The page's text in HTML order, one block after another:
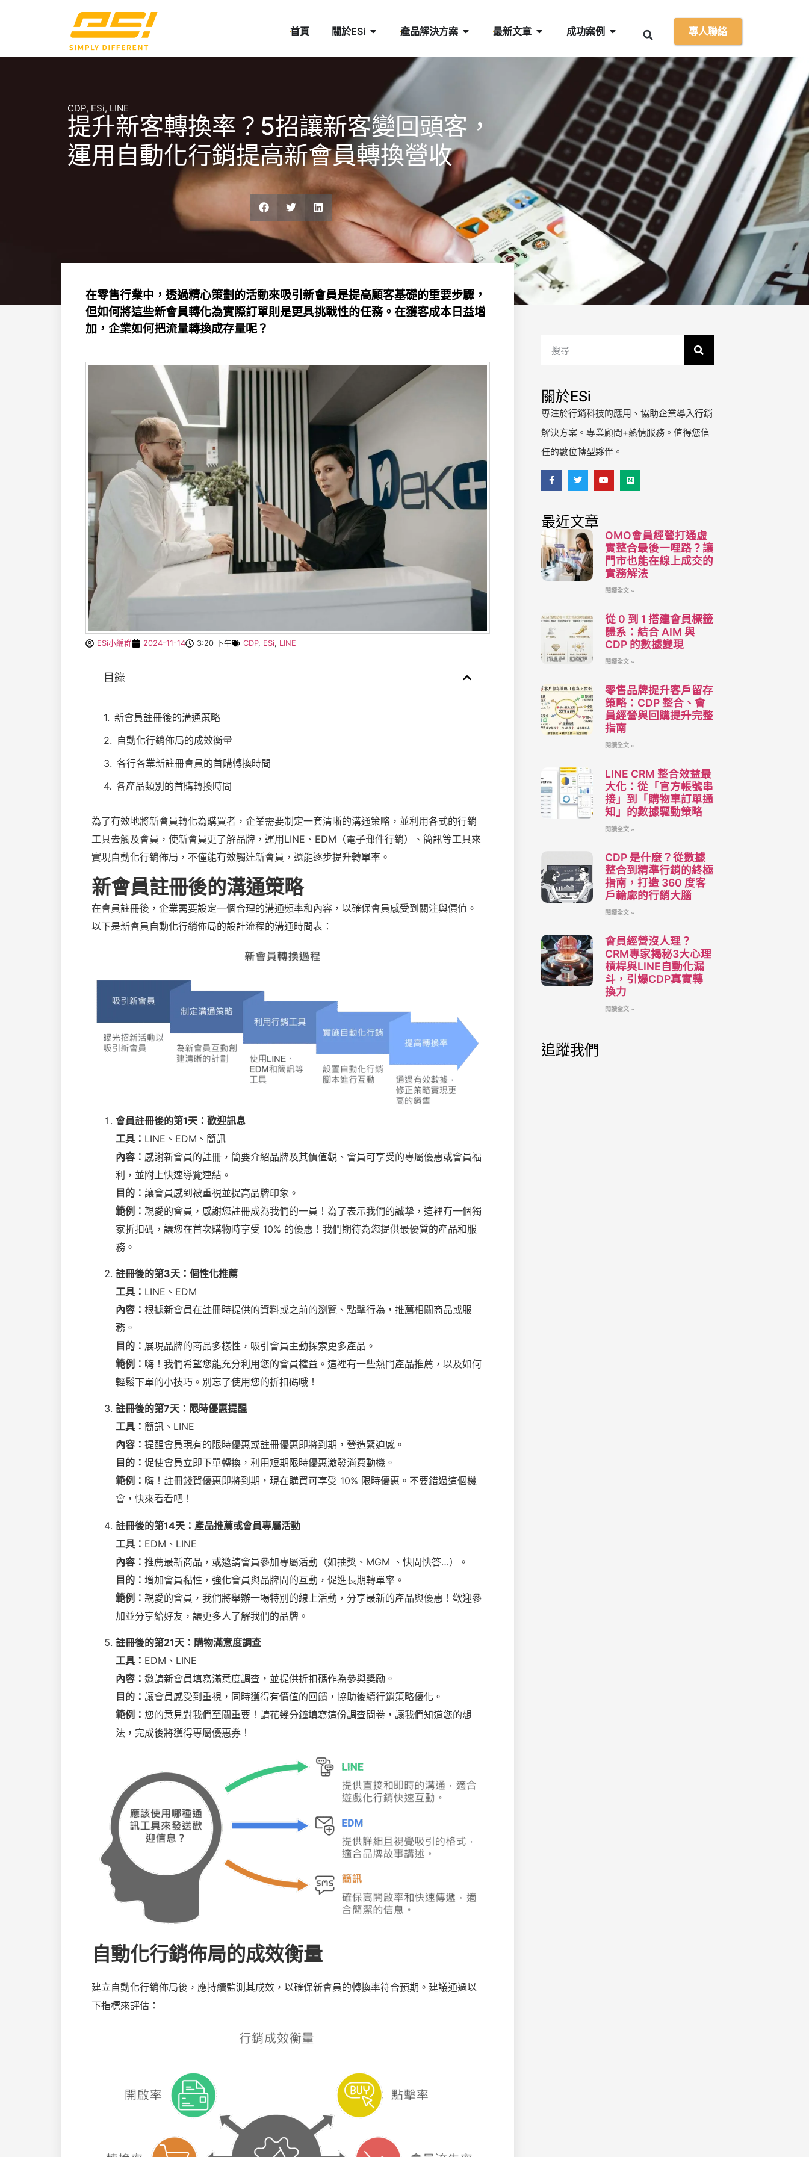
首頁 關於ESi 產品解決方案 最新文章 成功案例 專人聯絡
CDP, ESi, LINE
提升新客轉換率？5招讓新客變回頭客，
運用自動化行銷提高新會員轉換營收
在零售行業中，透過精心策劃的活動來吸引新會員是提高顧客基礎的重要步驟，
但如何將這些新會員轉化為實際訂單則是更具挑戰性的任務。在獲客成本日益增
加，企業如何把流量轉換成存量呢？
ESi小編群 2024-11-14 3:20 下午 CDP, ESi, LINE
目錄
新會員註冊後的溝通策略
自動化行銷佈局的成效衡量
各行各業新註冊會員的首購轉換時間
各產品類別的首購轉換時間
為了有效地將新會員轉化為購買者，企業需要制定一套清晰的溝通策略，並利用各式的行銷
工具去觸及會員，使新會員更了解品牌，運用LINE、EDM（電子郵件行銷）、簡訊等工具來
實現自動化行銷佈局，不僅能有效觸達新會員，還能逐步提升轉單率。
新會員註冊後的溝通策略
在會員註冊後，企業需要設定一個合理的溝通頻率和內容，以確保會員感受到關注與價值。
以下是新會員自動化行銷佈局的設計流程的溝通時間表：
會員註冊後的第1天：歡迎訊息
工具： LINE、EDM、簡訊
內容： 感謝新會員的註冊，簡要介紹品牌及其價值觀、會員可享受的專屬優惠或會員福
利，並附上快速導覽連結。
目的： 讓會員感到被重視並提高品牌印象。
範例： 親愛的會員，感謝您註冊成為我們的一員！為了表示我們的誠摯，這裡有一個獨
家折扣碼，讓您在首次購物時享受 10% 的優惠！我們期待為您提供最優質的產品和服
務。
註冊後的第3天：個性化推薦
工具： LINE、EDM
內容： 根據新會員在註冊時提供的資料或之前的瀏覽、點擊行為，推薦相關商品或服
務。
目的： 展現品牌的商品多樣性，吸引會員主動探索更多產品。
範例： 嗨！我們希望您能充分利用您的會員權益。這裡有一些熱門產品推薦，以及如何
輕鬆下單的小技巧。別忘了使用您的折扣碼哦！
註冊後的第7天：限時優惠提醒
工具： 簡訊、LINE
內容： 提醒會員現有的限時優惠或註冊優惠即將到期，營造緊迫感。
目的： 促使會員立即下單轉換，利用短期限時優惠激發消費動機。
範例： 嗨！註冊錢賀優惠即將到期，現在購買可享受 10% 限時優惠。不要錯過這個機
會，快來看看吧！
註冊後的第14天：產品推薦或會員專屬活動
工具： EDM、LINE
內容： 推薦最新商品，或邀請會員參加專屬活動（如抽獎、MGM 、快問快答…）。
目的： 增加會員黏性，強化會員與品牌間的互動，促進長期轉單率。
範例： 親愛的會員，我們將舉辦一場特別的線上活動，分享最新的產品與優惠！歡迎參
加並分享給好友，讓更多人了解我們的品牌。
註冊後的第21天：購物滿意度調查
工具： EDM、LINE
內容： 邀請新會員填寫滿意度調查，並提供折扣碼作為參與獎勵。
目的： 讓會員感受到重視，同時獲得有價值的回饋，協助後續行銷策略優化。
範例： 您的意見對我們至關重要！請花幾分鐘填寫這份調查問卷，讓我們知道您的想
法，完成後將獲得專屬優惠券！
自動化行銷佈局的成效衡量
建立自動化行銷佈局後，應持續監測其成效，以確保新會員的轉換率符合預期。建議通過以
下指標來評估：
關於ESi
專注於行銷科技的應用、協助企業導入行銷
解決方案。專業顧問+熱情服務。值得您信
任的數位轉型夥伴。
最近文章
OMO會員經營打通虛
實整合最後一哩路？讓
門市也能在線上成交的
實務解法
閱讀全文 »
從 0 到 1 搭建會員標籤
體系：結合 AIM 與
CDP 的數據變現
閱讀全文 »
零售品牌提升客戶留存
策略：CDP 整合、會
員經營與回購提升完整
指南
閱讀全文 »
LINE CRM 整合效益最
大化：從「官方帳號串
接」到「購物車訂單通
知」的數據驅動策略
閱讀全文 »
CDP 是什麼？從數據
整合到精準行銷的終極
指南，打造 360 度客
戶輪廓的行銷大腦
閱讀全文 »
會員經營沒人理？
CRM專家揭秘3大心理
槓桿與LINE自動化漏
斗，引爆CDP真實轉
換力
閱讀全文 »
追蹤我們